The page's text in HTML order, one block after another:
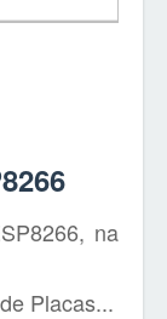
na
Placas...